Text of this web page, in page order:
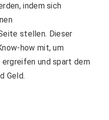
indem sich
stellen. Dieser
how mit, um
und spart dem
Geld.